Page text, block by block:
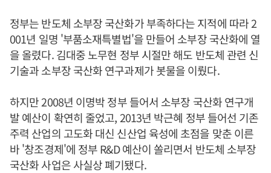
정부는 반도체 소부장 국산화가 부족하다는 지적에 따라 2
001년 일명 '부품소재특별법'을 만들어 소부장 국산화에 열
을 올렸다. 김대중 노무현 정부 시절만 해도 반도체 관련 신
기술과 소부장 국산화 연구과제가 봇물을 이뤘다.
하지만 2008년 이명박 정부 들어서 소부장 국산화 연구개
발 예산이 확연히 줄었고, 2013년 박근혜 정부 들어선 기존
주력 산업의 고도화 대신 신산업 육성에 초점을 맞춘 이른
바 '창조경제'에 정부 R&D 예산이 쏠리면서 반도체 소부장
국산화 사업은 사실상 폐기됐다.